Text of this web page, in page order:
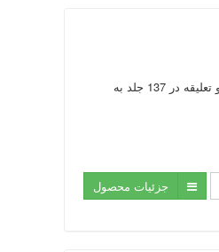
ارائه متن کامل 265 جلد كتاب در مورد نهج البلاغه، 27 ترجمه به زبان: فارسى، انگليسى و فرانسه، 7 شرح و ترجمه منظوم، 32 عنوان شرح و تعليقه در 137 جلد به
جزئیات محصول